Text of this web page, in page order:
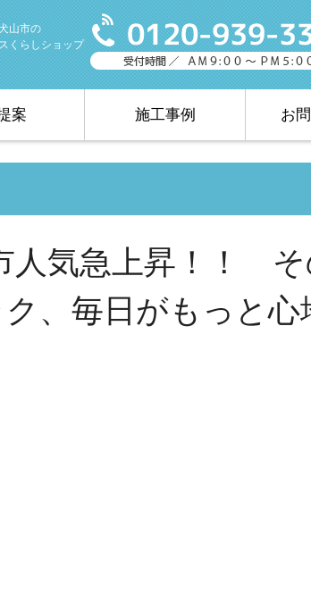
山市の
くらしショップ
案 施工事例 お
気急上昇！！
、毎日がもっと